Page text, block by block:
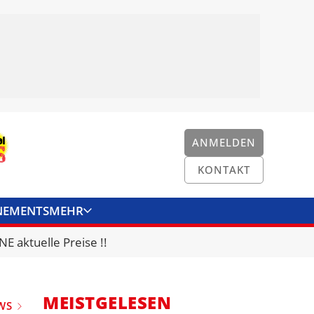
ANMELDEN
KONTAKT
MEHR
KONTAKT
aktuelle Preise !!
MEISTGELESEN